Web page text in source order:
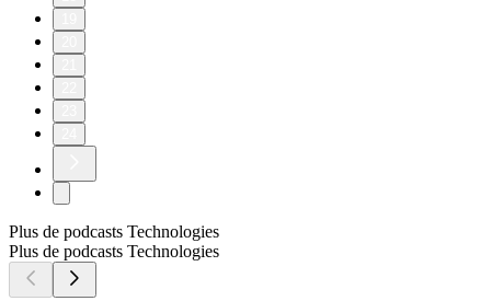
Plus de podcasts Technologies
Plus de podcasts Technologies